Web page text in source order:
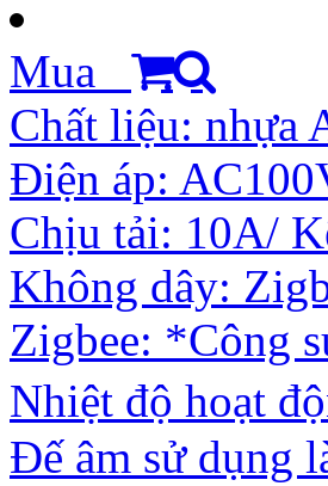
Mua
Chất liệu: nhựa
Điện áp:
Chịu tải: 10A/
Không dây:
Zigbee: *Công
Nhiệt độ hoạt
Đế âm sử dụng